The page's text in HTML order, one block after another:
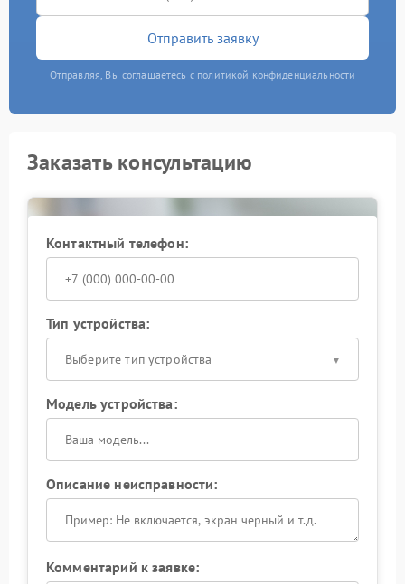
Отправить заявку
Отправляя, Вы соглашаетесь с политикой конфиденциальности
Заказать консультацию
Контактный телефон:
Тип устройства:
Выберите тип устройства
Модель устройства:
Описание неисправности:
Комментарий к заявке: